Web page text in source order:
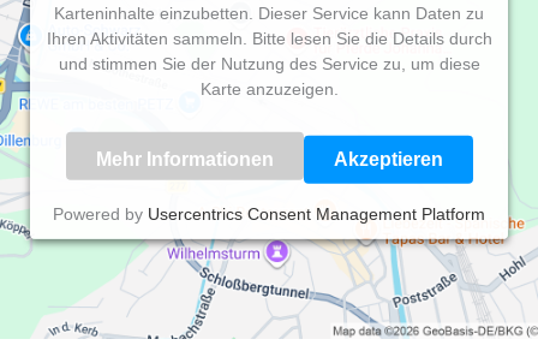
Karteninhalte einzubetten. Dieser Service kann Daten zu
Ihren Aktivitäten sammeln. Bitte lesen Sie die Details durch
und stimmen Sie der Nutzung des Service zu, um diese
Karte anzuzeigen.
Mehr Informationen Akzeptieren
Powered by Usercentrics Consent Management Platform